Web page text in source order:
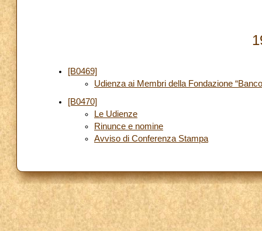
[B0469]
Udienza ai Membri della Fondazione
[B0470]
Le Udienze
Rinunce e nomine
Avviso di Conferenza Stampa